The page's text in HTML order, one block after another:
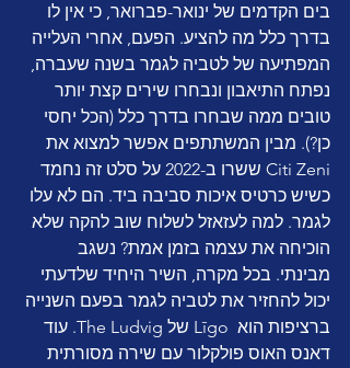
בים הקדמים של ינואר-פברואר, כי אין לו
בדרך כלל מה להציע. הפעם, אחרי העלייה
המפתיעה של לטביה לגמר בשנה שעברה,
נפתח התיאבון ונבחרו שירים קצת יותר
טובים ממה שבחרו בדרך כלל (הכל יחסי
כן?). מבין המשתתפים אפשר למצוא את
Citi Zeni ששרו ב-2022 על סלט זה נחמד
כשיש כרטיס איכות סביבה ביד. הם לא עלו
לגמר. למה לעזאזל לשלוח שוב להקה שלא
הוכיחה את עצמה בזמן אמת? נשגב
מבינתי. בכל מקרה, השיר היחיד שלדעתי
יכול להחזיר את לטביה לגמר בפעם השנייה
ברציפות הוא  Līgo של The Ludvig. עוד
דאנס האוס פולקלור עם שירה מסורתית